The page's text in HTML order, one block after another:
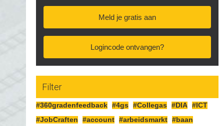
Meld je gratis aan
Logincode ontvangen?
Filter
#360gradenfeedback #4gs #Collegas #DIA #ICT
#JobCraften
#account #arbeidsmarkt #baan